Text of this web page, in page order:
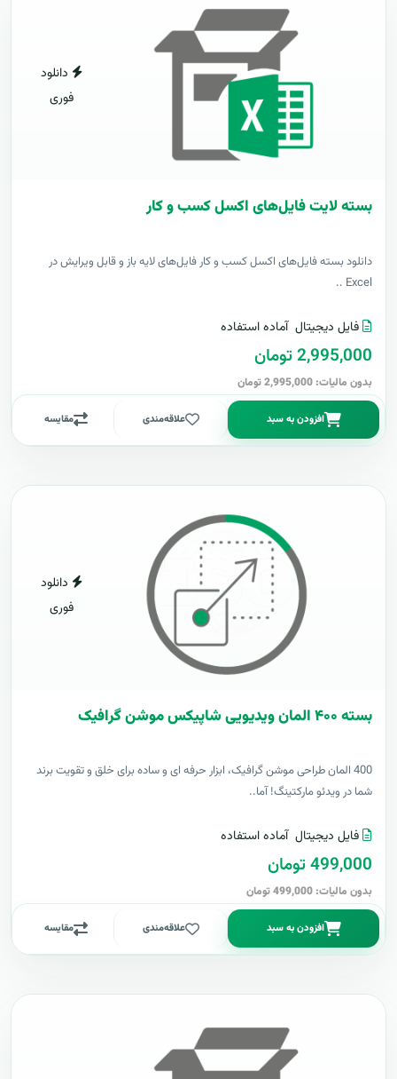
دانلود
فوری
بسته لایت فایل‌های اکسل کسب و کار
دانلود بسته فایل‌های اکسل کسب و کار فایل‌های لایه باز و قابل ویرایش در
Excel ..
فایل دیجیتال آماده استفاده
2,995,000 تومان
بدون مالیات: 2,995,000 تومان
افزودن به سبد علاقه‌مندی مقایسه
دانلود
فوری
بسته ۴۰۰ المان ویدیویی شاپیکس موشن گرافیک
400 المان طراحی موشن گرافیک، ابزار حرفه ای و ساده برای خلق و تقویت برند
شما در ویدئو مارکتینگ! آما..
فایل دیجیتال آماده استفاده
499,000 تومان
بدون مالیات: 499,000 تومان
افزودن به سبد علاقه‌مندی مقایسه